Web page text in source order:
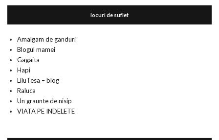
locuri de suflet
Amalgam de ganduri
Blogul mamei
Gagaita
Hapi
LiluTesa – blog
Raluca
Un graunte de nisip
VIATA PE INDELETE